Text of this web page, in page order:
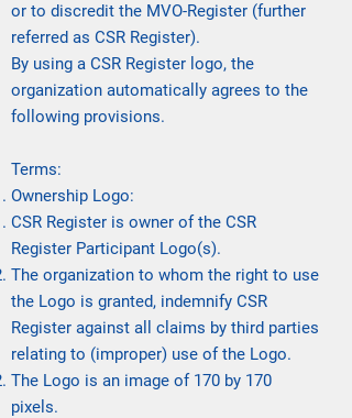
or to discredit the MVO-Register (further
referred as CSR Register).
By using a CSR Register logo, the
organization automatically agrees to the
following provisions.
Terms:
Ownership Logo:
CSR Register is owner of the CSR
Register Participant Logo(s).
The organization to whom the right to use
the Logo is granted, indemnify CSR
Register against all claims by third parties
relating to (improper) use of the Logo.
The Logo is an image of 170 by 170
pixels.